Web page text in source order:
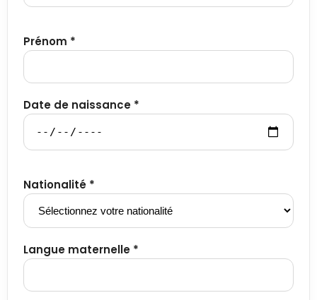
Prénom *
Date de naissance *
Nationalité *
Langue maternelle *